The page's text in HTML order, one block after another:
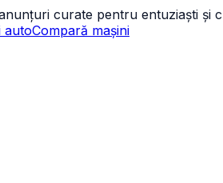
curate pentru entuziaști și
autoCompară mașini